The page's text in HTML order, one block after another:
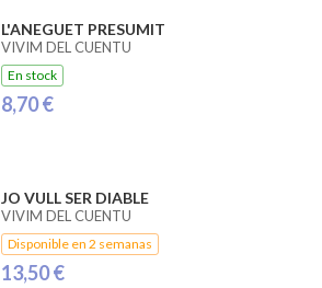
L'ANEGUET PRESUMIT
VIVIM DEL CUENTU
En stock
8,70 €
JO VULL SER DIABLE
VIVIM DEL CUENTU
Disponible en 2 semanas
13,50 €